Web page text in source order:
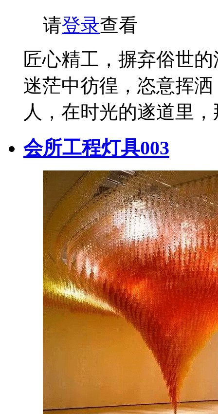
请登录查看
匠心精工，摒弃俗世
迷茫中彷徨，恣意挥
人，在时光的遂道里
会所工程灯具003